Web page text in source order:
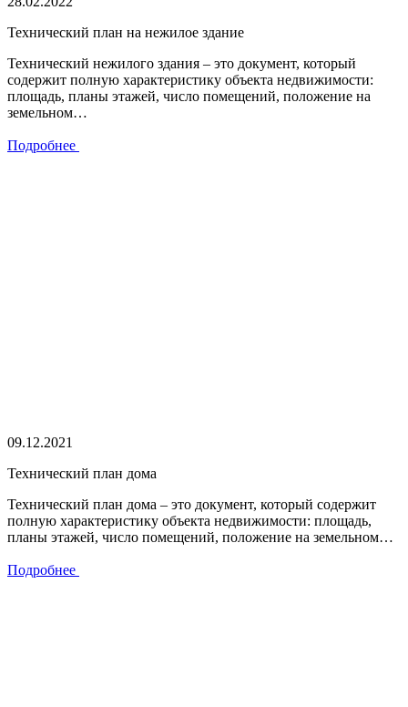
Технический план на нежилое здание
Технический нежилого здания – это документ, который
содержит полную характеристику объекта недвижимости:
площадь, планы этажей, число помещений, положение на
земельном…
Подробнее
09.12.2021
Технический план дома
Технический план дома – это документ, который содержит
полную характеристику объекта недвижимости: площадь,
планы этажей, число помещений, положение на земельном…
Подробнее